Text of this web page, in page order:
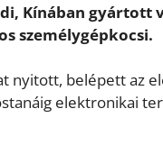
Kínában gyártott
személygépkocsi.
nyitott, belépett az
elektronikai